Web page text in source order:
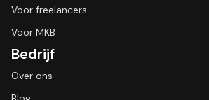
Voor freelancers
Voor MKB
Bedrijf
Over ons